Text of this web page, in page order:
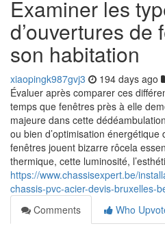
Examiner les
d’ouvertures de
son habitation
xiaopingk987gvj3 194 days ago
Évaluer après comparer ces
temps que fenêtres près à elle
majeure dans cette
ou bien d’optimisation énergétique
fenêtres jouent bizarre rôcela
thermique, cette luminosité,
https://www.chassisexpert.be/
chassis-pvc-acier-devis-bruxelles-
Comments
Who